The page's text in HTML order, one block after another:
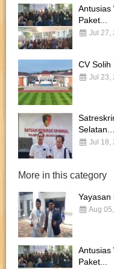
Antusias
Paket...
Jul 27,
CV Solih
Jul 23,
Selatan...
Jul 18,
More in this category
Yayasan
Aug
Antusias
Paket...